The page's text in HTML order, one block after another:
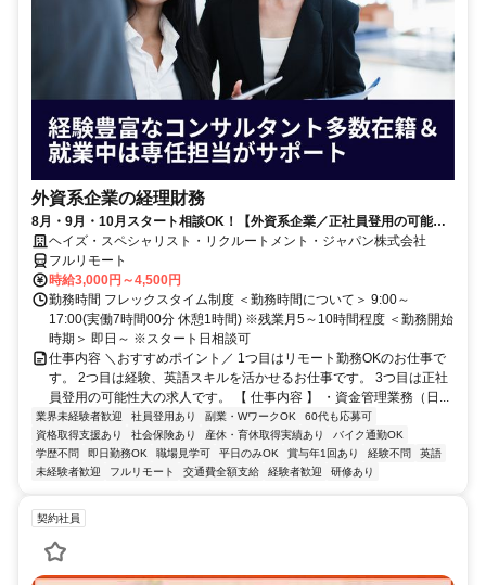
外資系企業の経理財務
8月・9月・10月スタート相談OK！【外資系企業／正社員登用の可能性
大／700万～800万／リモート勤務OK】経理財務
ヘイズ・スペシャリスト・リクルートメント・ジャパン株式会社
フルリモート
時給3,000円～4,500円
勤務時間 フレックスタイム制度 ＜勤務時間について＞ 9:00～
17:00(実働7時間00分 休憩1時間) ※残業月5～10時間程度 ＜勤務開始
時期＞ 即日～ ※スタート日相談可
仕事内容 ＼おすすめポイント／ 1つ目はリモート勤務OKのお仕事で
す。 2つ目は経験、英語スキルを活かせるお仕事です。 3つ目は正社
員登用の可能性大の求人です。 【 仕事内容 】 ・資金管理業務（日...
業界未経験者歓迎 社員登用あり 副業・WワークOK
60代も応募可
資格取得支援あり
社会保険あり 産休・育休取得実績あり
バイク通勤OK
学歴不問
即日勤務OK 職場見学可 平日のみOK 賞与年1回あり 経験不問
英語
未経験者歓迎
フルリモート 交通費全額支給 経験者歓迎 研修あり
契約社員